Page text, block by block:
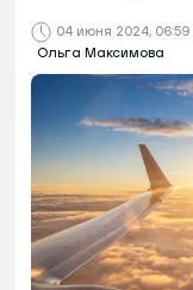
04 июня 2024, 06:59
Ольга Максимова